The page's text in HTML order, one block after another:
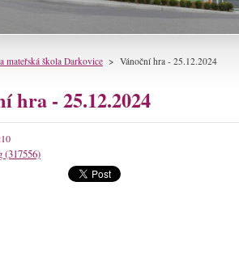
mateřská škola Darkovice > Vánoční hra - 25.12.2024
hra - 25.12.2024
(317556)